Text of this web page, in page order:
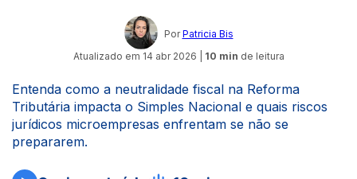
Por Patricia Bis
Atualizado em 14 abr 2026 10 min de leitura
Entenda como a neutralidade fiscal na Reforma
Tributária impacta o Simples Nacional e quais riscos
jurídicos microempresas enfrentam se não se
prepararem.